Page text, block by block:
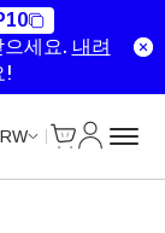
세요. 내려
!
Unlimited Data
Unlimited Data
Unlimited Data
Unlimited Data